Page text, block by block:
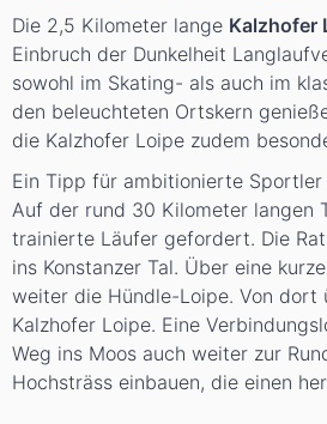
Die 2,5 Kilometer lange Kalzhofer
Einbruch der Dunkelheit
sowohl im Skating- als auch im
den beleuchteten Ortskern
die Kalzhofer Loipe zudem
Ein Tipp für ambitionierte
Auf der rund 30 Kilometer langen
trainierte Läufer gefordert. Die
ins Konstanzer Tal. Über eine
weiter die Hündle-Loipe. Von dort
Kalzhofer Loipe. Eine
Weg ins Moos auch weiter zur
Hochsträss einbauen, die einen